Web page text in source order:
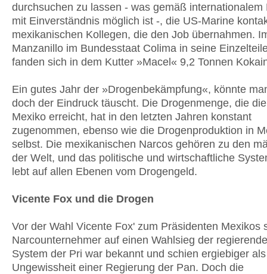
durchsuchen zu lassen - was gemäß internationalem
mit Einverständnis möglich ist -, die US-Marine
mexikanischen Kollegen, die den Job übernahmen.
Manzanillo im Bundesstaat Colima in seine
fanden sich in dem Kutter »Macel« 9,2 Tonnen
Ein gutes Jahr der »Drogenbekämpfung«, könnte
doch der Eindruck täuscht. Die Drogenmenge, die
Mexiko erreicht, hat in den letzten Jahren konstant
zugenommen, ebenso wie die Drogenproduktion in
selbst. Die mexikanischen Narcos gehören zu den
der Welt, und das politische und wirtschaftliche
lebt auf allen Ebenen vom Drogengeld.
Vicente Fox und die Drogen
Vor der Wahl Vicente Fox' zum Präsidenten Mexikos
Narcounternehmer auf einen Wahlsieg der
System der Pri war bekannt und schien ergiebiger
Ungewissheit einer Regierung der Pan. Doch die